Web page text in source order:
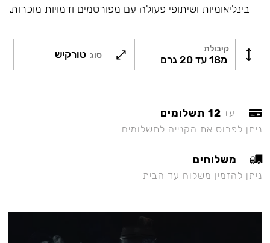
בינליאומיות ושיתופי פעולה עם מפורסמים ודמויות מוכרות.
קיבולת
מ18 עד 20 גרם סוג טורקיש
עד 12 תשלומים
ניתן לפרוס את הקנייה לתשלומים
משלוחים
ניתן להזמין משלוח עד הבית